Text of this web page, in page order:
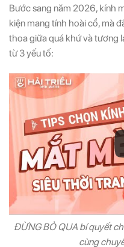
Bước sang năm 2026, kính
kiện mang tính hoài cổ, mà
thoa giữa quá khứ và tương
từ 3 yếu tố:
ĐỪNG BỎ QUA bí quyết
cùng